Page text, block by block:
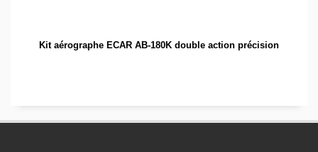
Kit aérographe ECAR AB-180K double action précision